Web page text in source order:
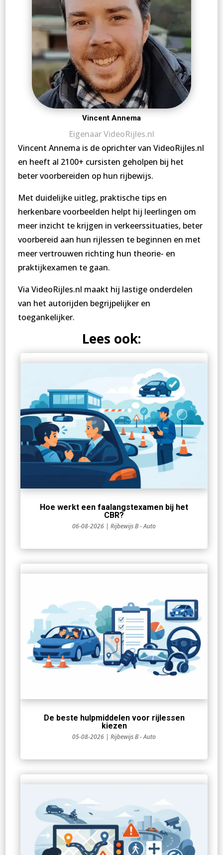
Vincent Annema
Eigenaar VideoRijles.nl
Vincent Annema is de oprichter van VideoRijles.nl
en heeft al 2100+ cursisten geholpen bij het
beter voorbereiden op hun rijbewijs.
Met duidelijke uitleg, praktische tips en
herkenbare voorbeelden helpt hij leerlingen om
meer inzicht te krijgen in verkeerssituaties, beter
voorbereid aan hun rijlessen te beginnen en met
meer vertrouwen richting hun theorie- en
praktijkexamen te gaan.
Via VideoRijles.nl maakt hij lastige onderdelen
van het autorijden begrijpelijker en
toegankelijker.
Lees ook:
Hoe werkt een faalangstexamen bij het
CBR?
06-08-2026 | Rijbewijs B - Auto
De beste hulpmiddelen voor rijlessen
kiezen
05-08-2026 | Rijbewijs B - Auto